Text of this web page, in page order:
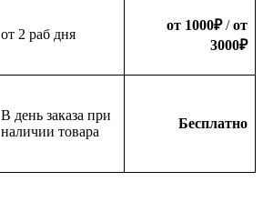
oт 2 раб дня
от 1000₽/от
3000₽
В день заказа при
наличии товара
Бесплатно